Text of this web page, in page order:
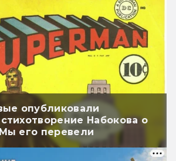
опубликовали
Набокова о
его перевели